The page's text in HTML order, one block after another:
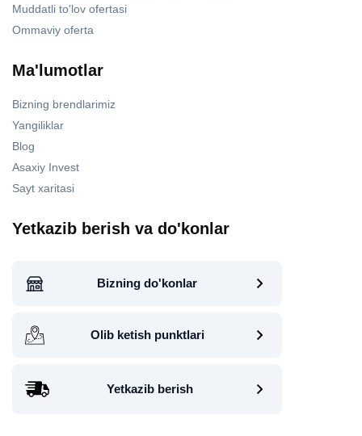
Muddatli to'lov ofertasi
Ommaviy oferta
Ma'lumotlar
Bizning brendlarimiz
Yangiliklar
Blog
Asaxiy Invest
Sayt xaritasi
Yetkazib berish va do'konlar
Bizning do'konlar
Olib ketish punktlari
Yetkazib berish